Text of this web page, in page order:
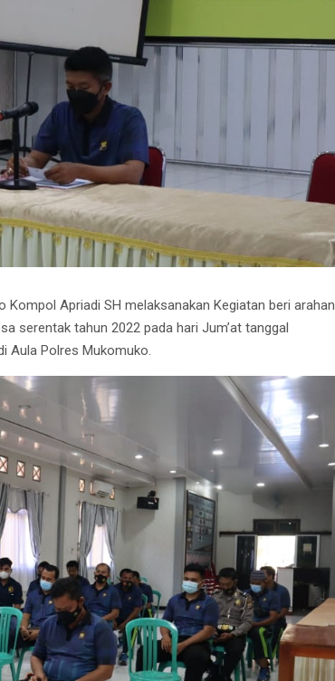
Kompol Apriadi SH melaksanakan Kegiatan beri arahan
serentak tahun 2022 pada hari Jum’at tanggal
Aula Polres Mukomuko.